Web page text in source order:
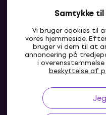
Samtykke
Vi bruger cookies til
vores hjemmeside.
bruger vi dem til at
annoncering på
i
beskyttelse af